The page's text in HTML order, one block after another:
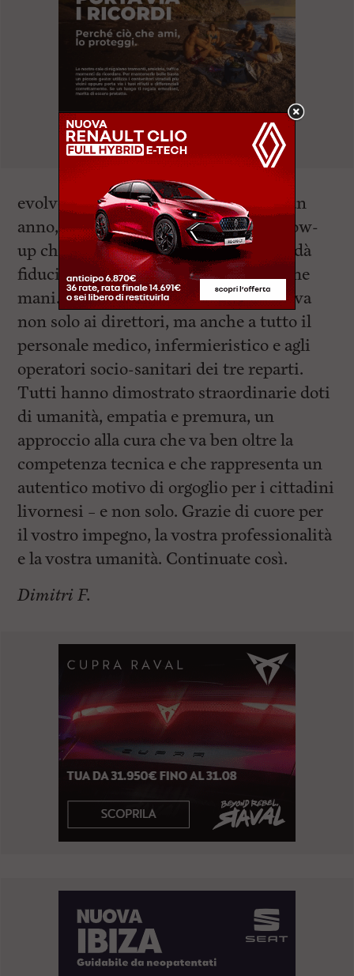
evolvere positivamente. Dopo quasi un
anno, mi trovo oggi a svolgere un follow-
up che, pur essendo ancora lungo, mi dà
fiducia e serenità: so di essere in ottime
mani. Un ringraziamento particolare va
non solo ai direttori, ma anche a tutto il
personale medico, infermieristico e agli
operatori socio-sanitari dei tre reparti.
Tutti hanno dimostrato straordinarie doti
di umanità, empatia e premura, un
approccio alla cura che va ben oltre la
competenza tecnica e che rappresenta un
autentico motivo di orgoglio per i cittadini
livornesi – e non solo. Grazie di cuore per
il vostro impegno, la vostra professionalità
e la vostra umanità. Continuate così.
Dimitri F.